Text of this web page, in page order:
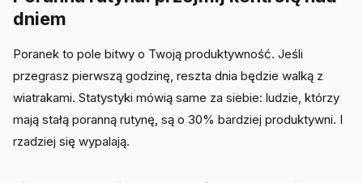
dniem
Poranek to pole bitwy o Twoją produktywność. Jeśli
przegrasz pierwszą godzinę, reszta dnia będzie walką z
wiatrakami. Statystyki mówią same za siebie: ludzie, którzy
mają stałą poranną rutynę, są o 30% bardziej produktywni. I
rzadziej się wypalają.